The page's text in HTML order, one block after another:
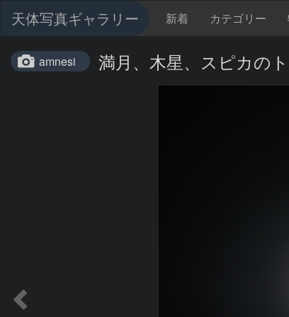
天体写真ギャラリー 新着 カテゴリー
amnesi 満月、木星、スピカの